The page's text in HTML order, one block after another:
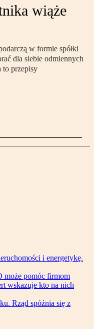
wiąże
w formie spółki
dla siebie odmiennych
to przepisy
i energetykę.
może pomóc firmom
wskazuje kto na nich
Rząd spóźnia się z